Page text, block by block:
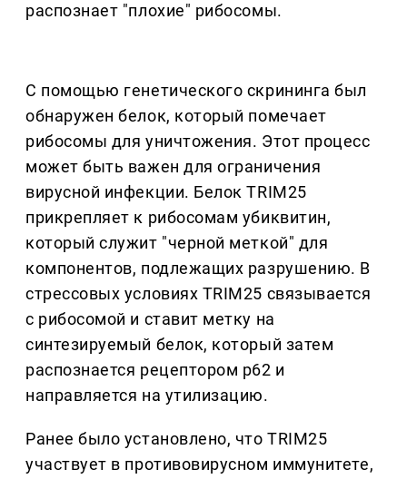
распознает "плохие" рибосомы.
С помощью генетического скрининга был
обнаружен белок, который помечает
рибосомы для уничтожения. Этот процесс
может быть важен для ограничения
вирусной инфекции. Белок TRIM25
прикрепляет к рибосомам убиквитин,
который служит "черной меткой" для
компонентов, подлежащих разрушению. В
стрессовых условиях TRIM25 связывается
с рибосомой и ставит метку на
синтезируемый белок, который затем
распознается рецептором p62 и
направляется на утилизацию.
Ранее было установлено, что TRIM25
участвует в противовирусном иммунитете,